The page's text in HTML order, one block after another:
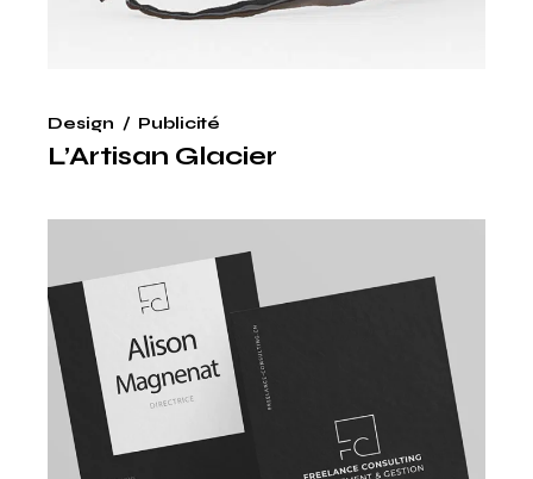
Design Publicité
L’Artisan Glacier